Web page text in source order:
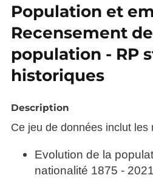
Population et
Recensement
population - RP
historiques
Description
Ce jeu de données inclut les
Evolution de la
nationalité 1875 - 2021